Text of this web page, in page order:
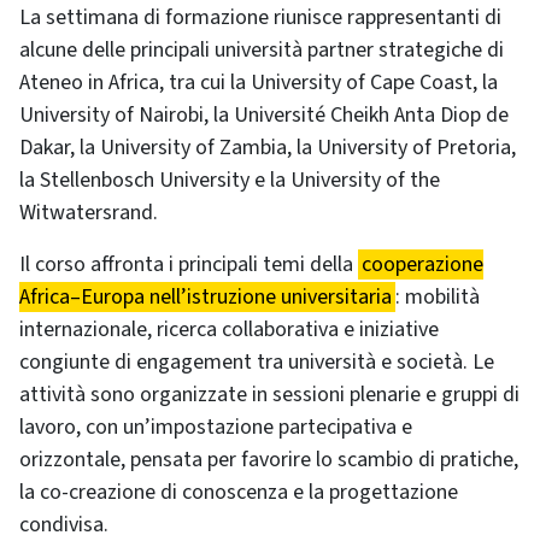
La settimana di formazione riunisce rappresentanti di
alcune delle principali università partner strategiche di
Ateneo in Africa, tra cui la University of Cape Coast, la
University of Nairobi, la Université Cheikh Anta Diop de
Dakar, la University of Zambia, la University of Pretoria,
la Stellenbosch University e la University of the
Witwatersrand.
Il corso affronta i principali temi della cooperazione
Africa–Europa nell’istruzione universitaria : mobilità
internazionale, ricerca collaborativa e iniziative
congiunte di engagement tra università e società. Le
attività sono organizzate in sessioni plenarie e gruppi di
lavoro, con un’impostazione partecipativa e
orizzontale, pensata per favorire lo scambio di pratiche,
la co-creazione di conoscenza e la progettazione
condivisa.